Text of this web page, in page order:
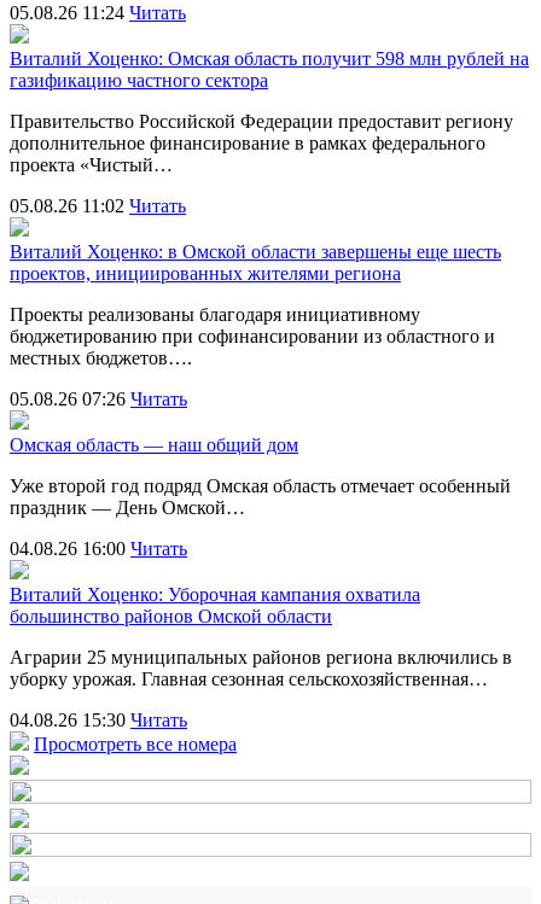
05.08.26 11:24 Читать
Виталий Хоценко: Омская область получит 598 млн рублей на
газификацию частного сектора
Правительство Российской Федерации предоставит региону
дополнительное финансирование в рамках федерального
проекта «Чистый…
05.08.26 11:02 Читать
Виталий Хоценко: в Омской области завершены еще шесть
проектов, инициированных жителями региона
Проекты реализованы благодаря инициативному
бюджетированию при софинансировании из областного и
местных бюджетов….
05.08.26 07:26 Читать
Омская область — наш общий дом
Уже второй год подряд Омская область отмечает особенный
праздник — День Омской…
04.08.26 16:00 Читать
Виталий Хоценко: Уборочная кампания охватила
большинство районов Омской области
Аграрии 25 муниципальных районов региона включились в
уборку урожая. Главная сезонная сельскохозяйственная…
04.08.26 15:30 Читать
Просмотреть все номера